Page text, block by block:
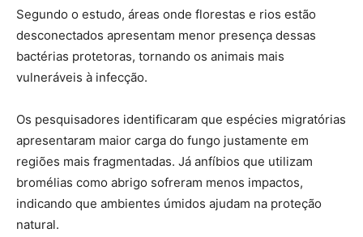
Segundo o estudo, áreas onde florestas e rios estão
desconectados apresentam menor presença dessas
bactérias protetoras, tornando os animais mais
vulneráveis à infecção.
Os pesquisadores identificaram que espécies migratórias
apresentaram maior carga do fungo justamente em
regiões mais fragmentadas. Já anfíbios que utilizam
bromélias como abrigo sofreram menos impactos,
indicando que ambientes úmidos ajudam na proteção
natural.